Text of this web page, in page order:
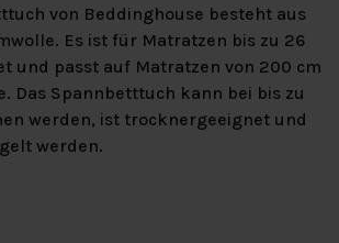
von Beddinghouse besteht aus
Es ist für Matratzen bis zu 26
und passt auf Matratzen von 200 cm
Das Spannbetttuch kann bei bis zu
werden, ist trocknergeeignet und
werden.